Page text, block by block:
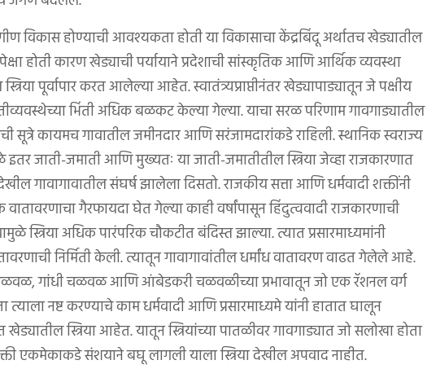
विकास होण्याची आवश्यकता होती या विकासाचा केंद्रबिंदू अर्थातच खेड्यातील
होती कारण खेड्याची पर्यायाने प्रदेशाची सांस्कृतिक आणि आर्थिक व्यवस्था
पूर्वापार करत आलेल्या आहेत. स्वातंत्र्यप्राप्तीनंतर खेड्यापाड्यातून जे पक्षीय
भिंती अधिक बळकट केल्या गेल्या. याचा सरळ परिणाम गावगाड्यातील
सूत्रे कायमच गावातील जमीनदार आणि सरंजामदारांकडे राहिली. स्थानिक स्वराज्य
जाती-जमाती आणि मुख्यतः या जाती-जमातीतील स्त्रिया जेव्हा राजकारणात
गावागावातील संघर्ष झालेला दिसतो. राजकीय सत्ता आणि धर्मवादी शक्तींनी
गैरफायदा घेत गेल्या काही वर्षांपासून हिंदुत्ववादी राजकारणाची
स्त्रिया अधिक पारंपरिक चौकटीत बंदिस्त झाल्या. त्यात प्रसारमाध्यमांनी
निर्मिती केली. त्यातून गावागावांतील धर्मांध वातावरण वाढत गेलेले आहे.
गांधी चळवळ आणि आंबेडकरी चळवळीच्या प्रभावातून जो एक रॅशनल वर्ग
त्याला नष्ट करण्याचे काम धर्मवादी आणि प्रसारमाध्यमे यांनी हातात घालून
स्त्रिया आहेत. यातून स्त्रियांच्या पातळीवर गावगाड्यात जो सलोखा होता
एकमेकाकडे संशयाने बघू लागली याला स्त्रिया देखील अपवाद नाहीत.